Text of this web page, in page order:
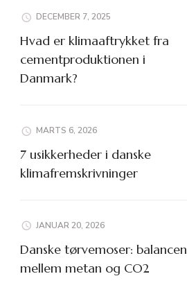
DECEMBER 7, 2025
Hvad er klimaaftrykket fra
cementproduktionen i
Danmark?
MARTS 6, 2026
7 usikkerheder i danske
klimafremskrivninger
JANUAR 20, 2026
Danske tørvemoser: balancen
mellem metan og CO2